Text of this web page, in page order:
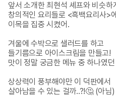
앞서 소개한 최현석 셰프와 비슷하
창의적인 요리들로 <흑백요리사>
이목을 집중 시켰어.
겨울에 수박으로 샐러드를 하고
들기름으로 아이스크림을 만들고!
맛이 정말 궁금한 메뉴 중 하나였
상상력이 풍부해야만 이 덕판에서
살아남을 수 있는 걸까..?!🤔 (아님)